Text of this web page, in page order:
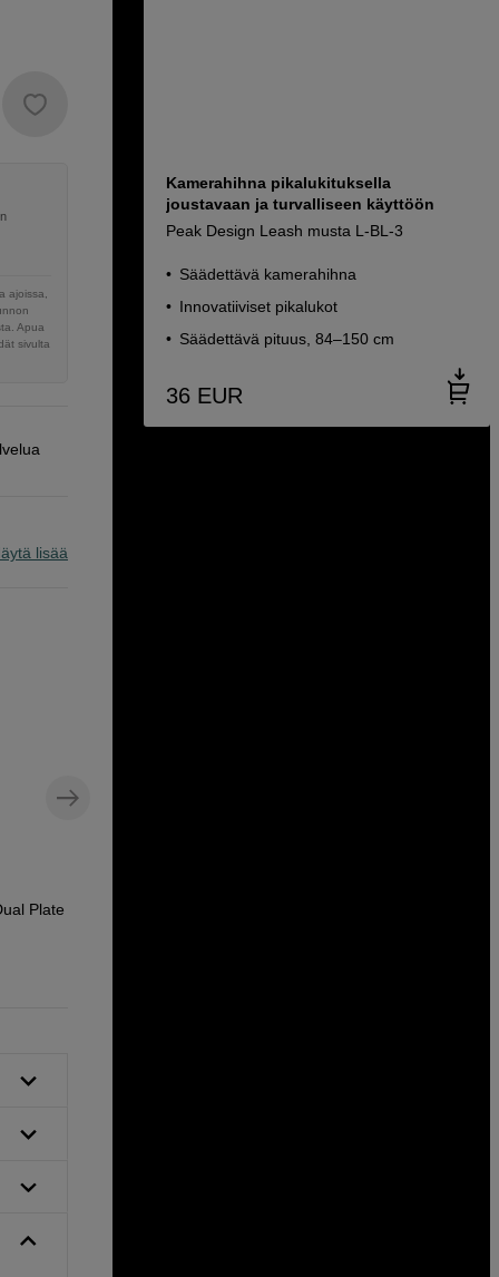
ajoissa,
Apua
sivulta
lisää
Plate
Kamerahihna pikalukituksella
joustavaan ja turvalliseen käyttöön
Peak Design Leash musta L-BL-3
Säädettävä kamerahihna
Innovatiiviset pikalukot
Säädettävä pituus, 84–150 cm
36 EUR